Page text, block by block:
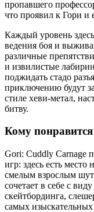
пропавшего
что проявил к Гори
Каждый уровень
ведения боя и
различные
и извилистые
поджидать стадо
приключению будут
стиле хеви-метал,
битву.
Кому
Gori: Cuddly Carnage
игр: здесь есть
смелым взрослым
сочетает в себе с
скейтбординга,
самых